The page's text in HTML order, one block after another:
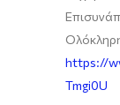
https://
Tmgi0U